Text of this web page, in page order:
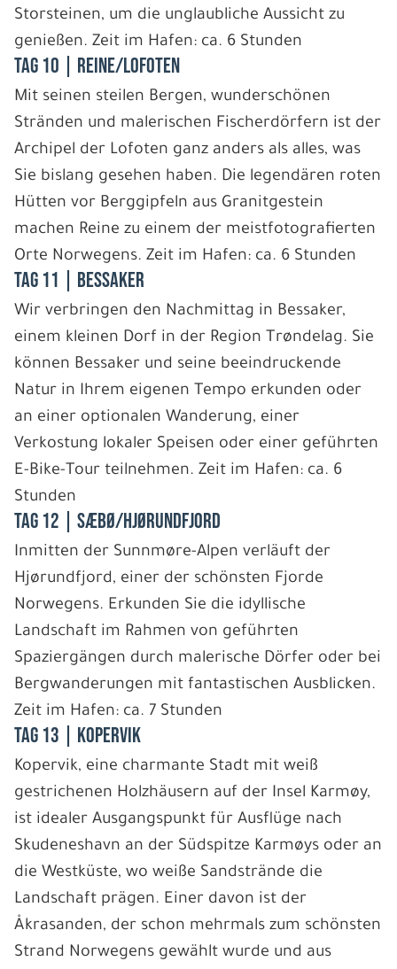
Storsteinen, um die unglaubliche Aussicht zu
genießen. Zeit im Hafen: ca. 6 Stunden
Tag 10 | Reine/Lofoten
Mit seinen steilen Bergen, wunderschönen
Stränden und malerischen Fischerdörfern ist der
Archipel der Lofoten ganz anders als alles, was
Sie bislang gesehen haben. Die legendären roten
Hütten vor Berggipfeln aus Granitgestein
machen Reine zu einem der meistfotografierten
Orte Norwegens. Zeit im Hafen: ca. 6 Stunden
Tag 11 | Bessaker
Wir verbringen den Nachmittag in Bessaker,
einem kleinen Dorf in der Region Trøndelag. Sie
können Bessaker und seine beeindruckende
Natur in Ihrem eigenen Tempo erkunden oder
an einer optionalen Wanderung, einer
Verkostung lokaler Speisen oder einer geführten
E-Bike-Tour teilnehmen. Zeit im Hafen: ca. 6
Stunden
Tag 12 | Sæbø/Hjørundfjord
Inmitten der Sunnmøre-Alpen verläuft der
Hjørundfjord, einer der schönsten Fjorde
Norwegens. Erkunden Sie die idyllische
Landschaft im Rahmen von geführten
Spaziergängen durch malerische Dörfer oder bei
Bergwanderungen mit fantastischen Ausblicken.
Zeit im Hafen: ca. 7 Stunden
Tag 13 | Kopervik
Kopervik, eine charmante Stadt mit weiß
gestrichenen Holzhäusern auf der Insel Karmøy,
ist idealer Ausgangspunkt für Ausflüge nach
Skudeneshavn an der Südspitze Karmøys oder an
die Westküste, wo weiße Sandstrände die
Landschaft prägen. Einer davon ist der
Åkrasanden, der schon mehrmals zum schönsten
Strand Norwegens gewählt wurde und aus